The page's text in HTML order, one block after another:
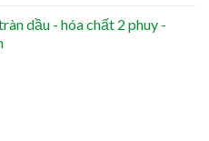
dầu - hóa chất 2 phuy -